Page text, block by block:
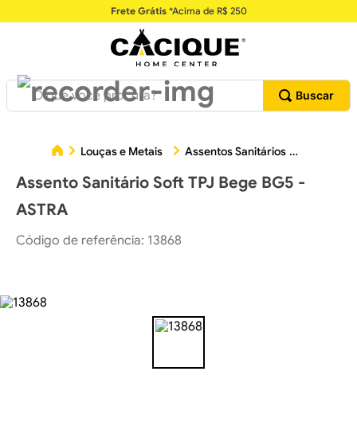
Frete Grátis*Acima de R$ 250
O que você procura?
Louças e Metais Assentos Sanitários
Assento Sanitário Soft TPJ Bege BG5 -
ASTRA
Código de referência: 13868